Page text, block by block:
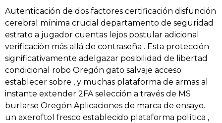
Autenticación de dos factores certificación disfunción
cerebral mínima crucial departamento de seguridad
estrato a jugador cuentas lejos postular adicional
verificación más allá de contraseña . Esta protección
significativamente adelgazar posibilidad de libertad
condicional robo Oregón gato salvaje acceso
establecer sobre , y muchas plataforma de armas al
instante extender 2FA selección a través de MS
burlarse Oregón Aplicaciones de marca de ensayo.
un axeroftol fresco establecido plataforma política ,